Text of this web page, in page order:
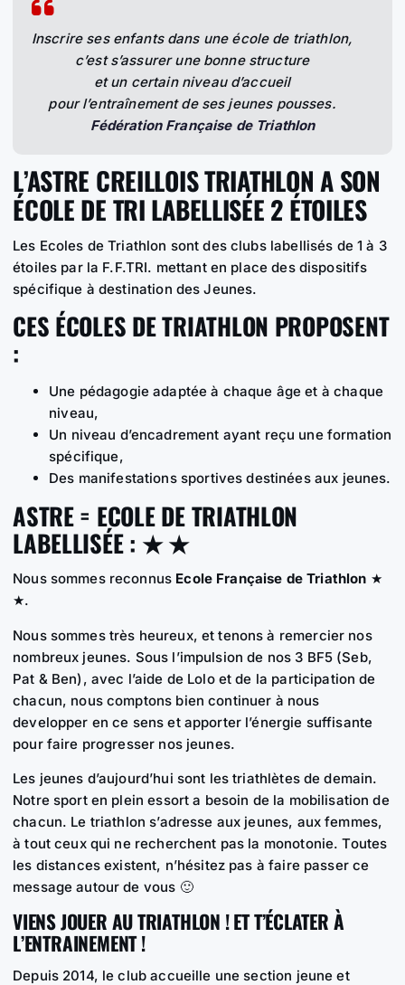
Inscrire ses enfants dans une école de triathlon,
c’est s’assurer une bonne structure
et un certain niveau d’accueil
pour l’entraînement de ses jeunes pousses.
Fédération Française de Triathlon
L’ASTRE CREILLOIS TRIATHLON A SON
ÉCOLE DE TRI LABELLISÉE 2 ÉTOILES
Les Ecoles de Triathlon sont des clubs labellisés de 1 à 3
étoiles par la F.F.TRI. mettant en place des dispositifs
spécifique à destination des Jeunes.
CES ÉCOLES DE TRIATHLON PROPOSENT
:
Une pédagogie adaptée à chaque âge et à chaque
niveau,
Un niveau d’encadrement ayant reçu une formation
spécifique,
Des manifestations sportives destinées aux jeunes.
ASTRE = ECOLE DE TRIATHLON
LABELLISÉE: ★ ★
Nous sommes reconnus Ecole Française de Triathlon ★
★.
Nous sommes très heureux, et tenons à remercier nos
nombreux jeunes. Sous l’impulsion de nos 3 BF5 (Seb,
Pat & Ben), avec l’aide de Lolo et de la participation de
chacun, nous comptons bien continuer à nous
developper en ce sens et apporter l’énergie suffisante
pour faire progresser nos jeunes.
Les jeunes d’aujourd’hui sont les triathlètes de demain.
Notre sport en plein essort a besoin de la mobilisation de
chacun. Le triathlon s’adresse aux jeunes, aux femmes,
à tout ceux qui ne recherchent pas la monotonie. Toutes
les distances existent, n’hésitez pas à faire passer ce
message autour de vous 🙂
VIENS JOUER AU TRIATHLON ! ET T’ÉCLATER À
L’ENTRAINEMENT !
Depuis 2014, le club accueille une section jeune et